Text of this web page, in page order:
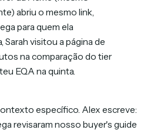
abriu o mesmo link,
para quem ela
Sarah visitou a página de
na comparação do tier
EQA na quinta.
específico. Alex escreve:
revisaram nosso buyer's guide